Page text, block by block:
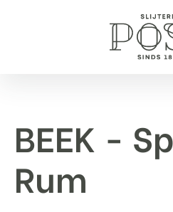
BEEK -
Rum